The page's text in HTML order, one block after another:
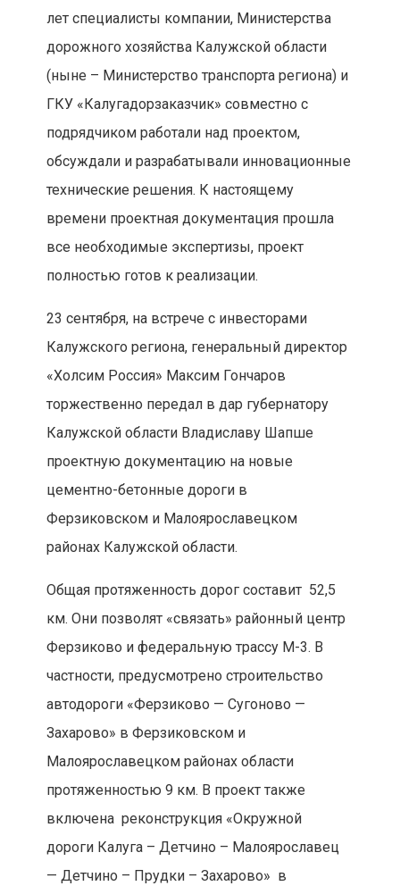
лет специалисты компании, Министерства
дорожного хозяйства Калужской области
(ныне – Министерство транспорта региона) и
ГКУ «Калугадорзаказчик» совместно с
подрядчиком работали над проектом,
обсуждали и разрабатывали инновационные
технические решения. К настоящему
времени проектная документация прошла
все необходимые экспертизы, проект
полностью готов к реализации.
23 сентября, на встрече с инвесторами
Калужского региона, генеральный директор
«Холсим Россия» Максим Гончаров
торжественно передал в дар губернатору
Калужской области Владиславу Шапше
проектную документацию на новые
цементно-бетонные дороги в
Ферзиковском и Малоярославецком
районах Калужской области.
Общая протяженность дорог составит 52,5
км. Они позволят «связать» районный центр
Ферзиково и федеральную трассу М-3. В
частности, предусмотрено строительство
автодороги «Ферзиково — Сугоново —
Захарово» в Ферзиковском и
Малоярославецком районах области
протяженностью 9 км. В проект также
включена реконструкция «Окружной
дороги Калуга – Детчино – Малоярославец
— Детчино – Прудки – Захарово» в